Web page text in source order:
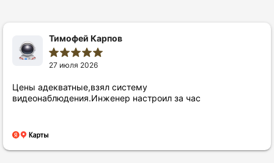
Тимофей Карпов
27 июля 2026
Цены адекватные,взял систему
видеонаблюдения.Инженер настроил за час
Частые вопросы
готовы ответить на все ваши вопросы